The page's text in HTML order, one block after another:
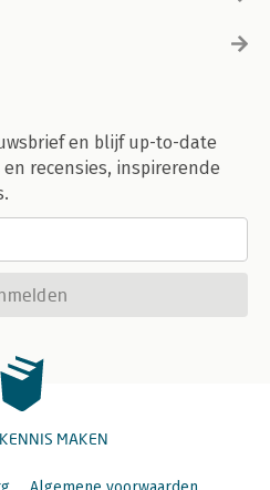
en blijf up-to-date
recensies, inspirerende
MAKEN